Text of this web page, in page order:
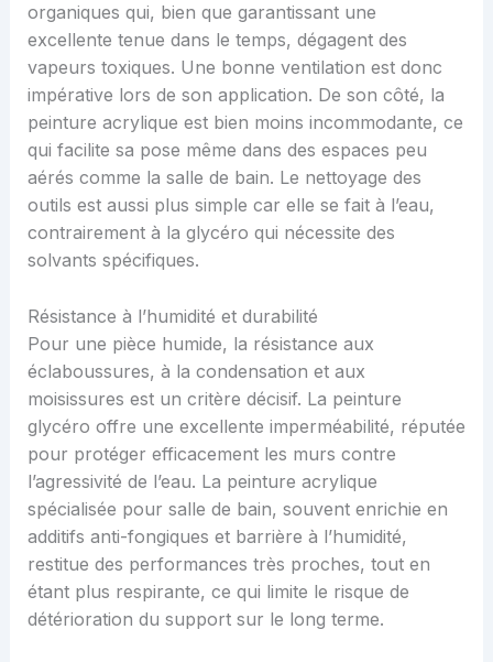
organiques qui, bien que garantissant une
excellente tenue dans le temps, dégagent des
vapeurs toxiques. Une bonne ventilation est donc
impérative lors de son application. De son côté, la
peinture acrylique est bien moins incommodante, ce
qui facilite sa pose même dans des espaces peu
aérés comme la salle de bain. Le nettoyage des
outils est aussi plus simple car elle se fait à l’eau,
contrairement à la glycéro qui nécessite des
solvants spécifiques.
Résistance à l’humidité et durabilité
Pour une pièce humide, la résistance aux
éclaboussures, à la condensation et aux
moisissures est un critère décisif. La peinture
glycéro offre une excellente imperméabilité, réputée
pour protéger efficacement les murs contre
l’agressivité de l’eau. La peinture acrylique
spécialisée pour salle de bain, souvent enrichie en
additifs anti-fongiques et barrière à l’humidité,
restitue des performances très proches, tout en
étant plus respirante, ce qui limite le risque de
détérioration du support sur le long terme.